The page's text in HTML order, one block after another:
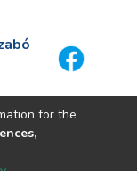
for the